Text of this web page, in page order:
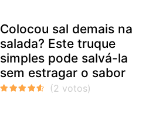
Colocou sal demais na
salada? Este truque
simples pode salvá-la
sem estragar o sabor